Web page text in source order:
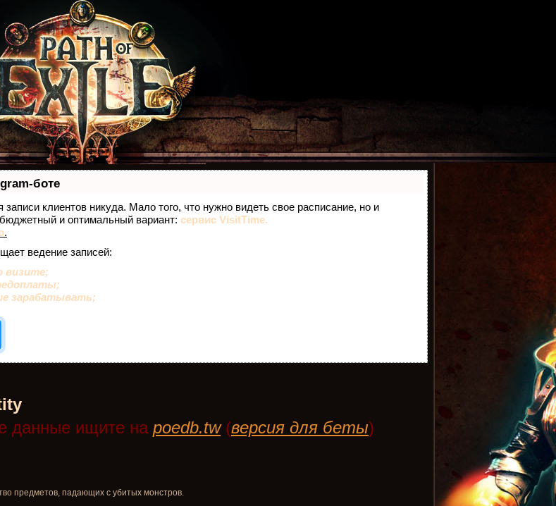
боте
клиентов никуда. Мало того, что нужно видеть свое расписание, но и
и оптимальный вариант: сервис VisitTime.
.
ведение записей:
визите;
зарабатывать;
данные ищите на poedb.tw(версия для беты)
предметов, падающих с убитых монстров.